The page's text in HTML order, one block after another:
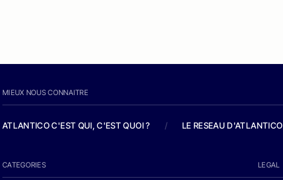
MIEUX NOUS CONNAITRE
ATLANTICO C'EST QUI, C'EST QUOI ? / LE RESEAU D'ATLANTICO
CATEGORIES LEGAL